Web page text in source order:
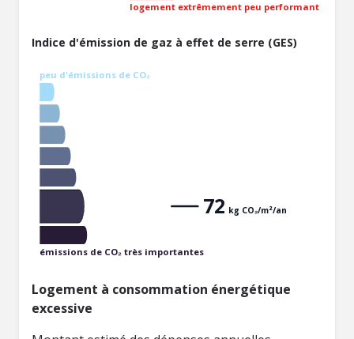
logement extrêmement peu performant
Indice d'émission de gaz à effet de serre (GES)
peu d'émissions de CO₂
émissions de CO₂ très importantes
72 kg CO₂/m²/an
Logement à consommation énergétique
excessive